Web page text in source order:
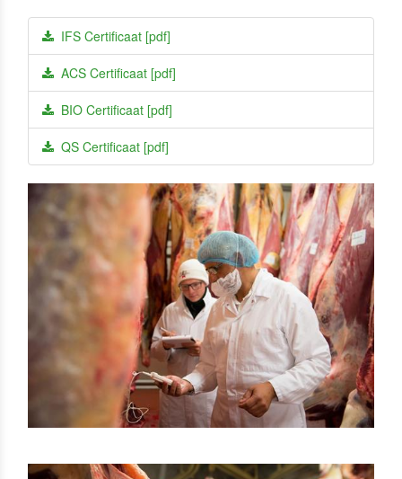
IFS Certificaat [pdf]
ACS Certificaat [pdf]
BIO Certificaat [pdf]
QS Certificaat [pdf]